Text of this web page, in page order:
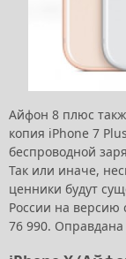
Айфон 8 плюс
копия iPhone 7
беспроводной
Так или иначе,
ценники будут
России на версию
76 990.